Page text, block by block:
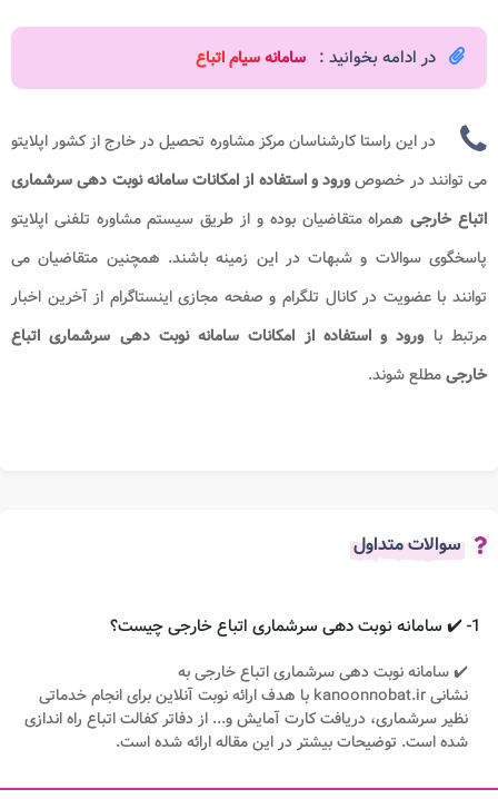
در ادامه بخوانید : سامانه سیام اتباع
در این راستا کارشناسان مرکز مشاوره تحصیل در خارج از کشور اپلایتو
می توانند در خصوصورود و استفاده از امکانات سامانه نوبت دهی سرشماری
اتباع خارجی همراه متقاضیان بوده و از طریق سیستم مشاوره تلفنی اپلایتو
پاسخگوی سوالات و شبهات در این زمینه باشند. همچنین متقاضیان می
توانند با عضویت در کانال تلگرام و صفحه مجازی اینستاگرام از آخرین اخبار
مرتبط با ورود و استفاده از امکانات سامانه نوبت دهی سرشماری اتباع
خارجیمطلع شوند.
سوالات متداول
1- ✔️ سامانه نوبت دهی سرشماری اتباع خارجی چیست؟
✔️ سامانه نوبت دهی سرشماری اتباع خارجی به
نشانی kanoonnobat.ir با هدف ارائه نوبت آنلاین برای انجام خدماتی
نظیر سرشماری، دریافت کارت آمایش و... از دفاتر کفالت اتباع راه اندازی
شده است. توضیحات بیشتر در این مقاله ارائه شده است.